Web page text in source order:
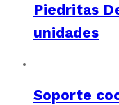
Piedritas
unidades
Soporte